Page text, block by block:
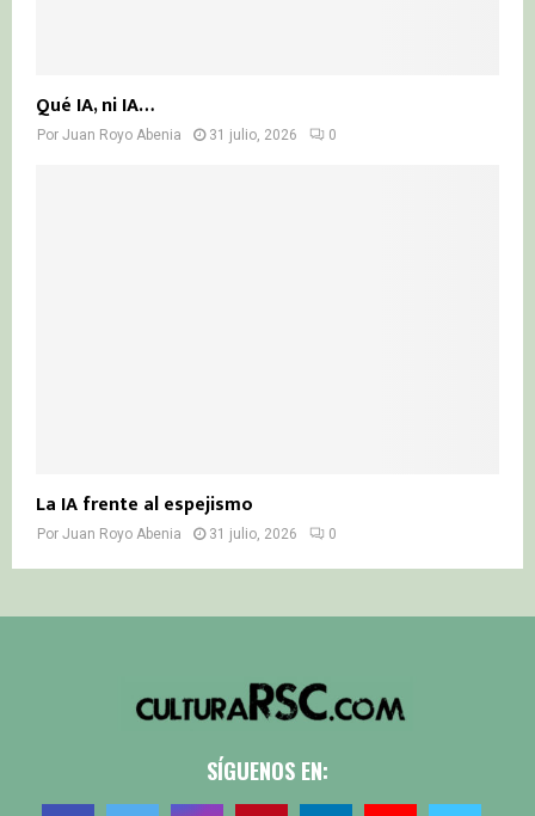
Qué IA, ni IA…
Por Juan Royo Abenia 31 julio, 2026 0
La IA frente al espejismo
Por Juan Royo Abenia 31 julio, 2026 0
SÍGUENOS EN: